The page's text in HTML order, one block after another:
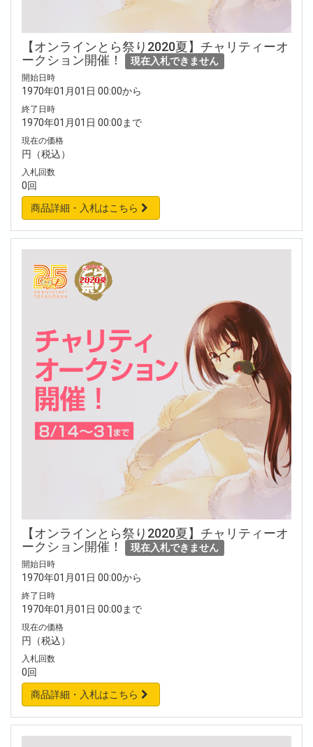
【オンラインとら祭り2020夏】チャリティーオ
ークション開催！
現在入札できません
開始日時
1970年01月01日 00:00から
終了日時
1970年01月01日 00:00まで
現在の価格
円（税込）
入札回数
0回
商品詳細・入札はこちら
【オンラインとら祭り2020夏】チャリティーオ
ークション開催！
現在入札できません
開始日時
1970年01月01日 00:00から
終了日時
1970年01月01日 00:00まで
現在の価格
円（税込）
入札回数
0回
商品詳細・入札はこちら